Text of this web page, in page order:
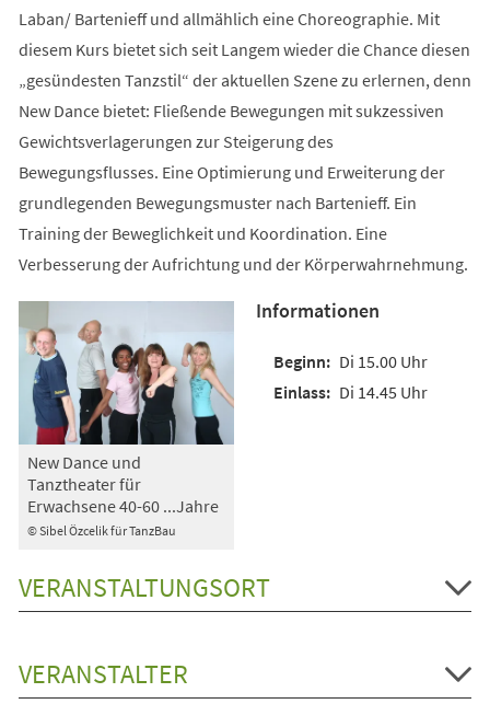
Laban/ Bartenieff und allmählich eine Choreographie. Mit
diesem Kurs bietet sich seit Langem wieder die Chance diesen
„gesündesten Tanzstil“ der aktuellen Szene zu erlernen, denn
New Dance bietet: Fließende Bewegungen mit sukzessiven
Gewichtsverlagerungen zur Steigerung des
Bewegungsflusses. Eine Optimierung und Erweiterung der
grundlegenden Bewegungsmuster nach Bartenieff. Ein
Training der Beweglichkeit und Koordination. Eine
Verbesserung der Aufrichtung und der Körperwahrnehmung.
© Sibel Özcelik für TanzBau
New Dance und
Tanztheater für
Erwachsene 40-60 ...Jahre
Informationen
Di 15.00 Uhr
Di 14.45 Uhr
VERANSTALTUNGSORT
VERANSTALTER